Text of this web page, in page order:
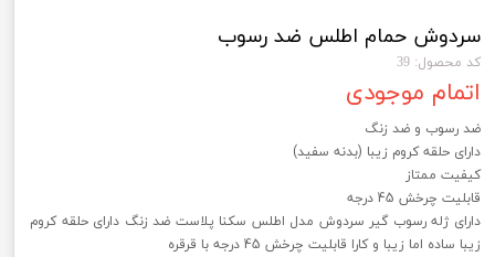
سردوش حمام اطلس ضد رسوب
کد محصول: 39
اتمام موجودی
ضد رسوب و ضد زنگ
دارای حلقه کروم زیبا (بدنه سفید)
کیفیت ممتاز
قابلیت چرخش 45 درجه
دارای ژله رسوب گیر سردوش مدل اطلس سکنا پلاست ضد زنگ دارای حلقه کروم
زیبا ساده اما زیبا و کارا قابلیت چرخش 45 درجه با قرقره